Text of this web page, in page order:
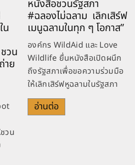
น
วน
าย
วน
หนังสือชวนรัฐสภา
#ฉลองไม่ฉลาม เลิกเสิร์ฟ
เมนูฉลามในทุก ๆ โอกาส”
องค์กร WildAid และ Love
Wildlife ยื่นหนังสือเปิดผนึก
ถึงรัฐสภาเพื่อขอความร่วมมือ
ให้เลิกเสิร์ฟหูฉลามในรัฐสภา
อ่านต่อ